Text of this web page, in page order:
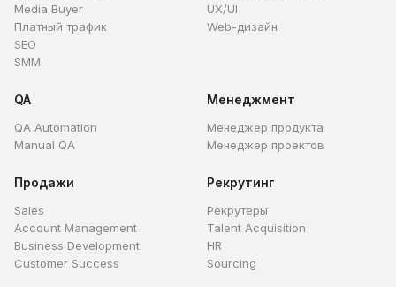
Media Buyer
Платный трафик
SEO
SMM
UX/UI
Web-дизайн
QA
QA Automation
Manual QA
Менеджмент
Менеджер продукта
Менеджер проектов
Продажи
Sales
Account Management
Business Development
Customer Success
Рекрутинг
Рекрутеры
Talent Acquisition
HR
Sourcing